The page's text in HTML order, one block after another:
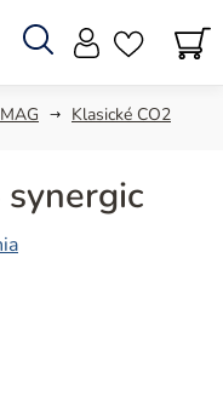
Hľadať
Klasické CO2